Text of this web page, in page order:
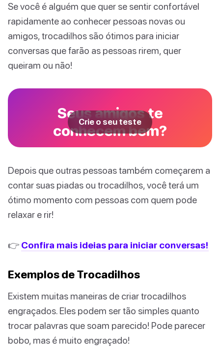
Se você é alguém que quer se sentir confortável
rapidamente ao conhecer pessoas novas ou
amigos, trocadilhos são ótimos para iniciar
conversas que farão as pessoas rirem, quer
queiram ou não!
Seus amigos te
conhecem bem?
Crie o seu teste
Depois que outras pessoas também começarem a
contar suas piadas ou trocadilhos, você terá um
ótimo momento com pessoas com quem pode
relaxar e rir!
👉 Confira mais ideias para iniciar conversas!
Exemplos de Trocadilhos
Existem muitas maneiras de criar trocadilhos
engraçados. Eles podem ser tão simples quanto
trocar palavras que soam parecido! Pode parecer
bobo, mas é muito engraçado!